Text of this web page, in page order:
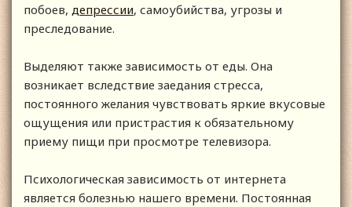
побоев, депрессии, самоубийства, угрозы и
преследование.
Выделяют также зависимость от еды. Она
возникает вследствие заедания стресса,
постоянного желания чувствовать яркие вкусовые
ощущения или пристрастия к обязательному
приему пищи при просмотре телевизора.
Психологическая зависимость от интернета
является болезнью нашего времени. Постоянная